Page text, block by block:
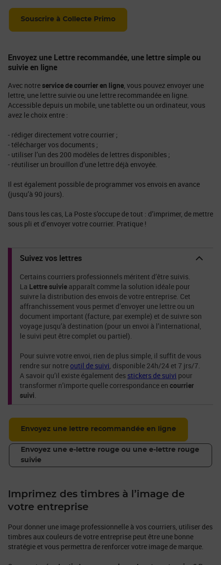
Souscrire à Collecte Primo
Envoyez une Lettre recommandée, une lettre simple ou
suivie en ligne
Avec notreservice de courrier en ligne , vous pouvez envoyer une
lettre, une lettre suivie ou une lettre recommandée en ligne.
Accessible depuis un mobile, une tablette ou un ordinateur, vous
avez le choix entre :
- rédiger directement votre courrier ;
- télécharger vos documents ;
- utiliser l’un des 200 modèles de lettres disponibles ;
- réutiliser un brouillon d’une lettre déjà envoyée.
Il est également possible de programmer vos envois en avance
(jusqu’à 90 jours).
Dans tous les cas, La Poste s’occupe de tout : d’imprimer, de mettre
sous pli et d’envoyer votre courrier. Pratique !
Suivez vos lettres
Certains courriers professionnels méritent d’être suivis.
La Lettre suivie apparaît comme la solution idéale pour
suivre la distribution des envois de votre entreprise. Cet
affranchissement vous permet d’envoyer une lettre ou un
document important (facture, par exemple) et de suivre son
voyage jusqu’à destination (pour un envoi à l’international,
le suivi peut être complet ou partiel).
Pour suivre votre envoi, rien de plus simple, il suffit de vous
rendre sur notre outil de suivi , disponible 24h/24 et 7 jrs/7.
A savoir qu’il existe également des stickers de suivi pour
transformer n’importe quelle correspondance en courrier
suivi
Envoyez une lettre recommandée en ligne
Envoyez une e-lettre rouge ou une e-lettre rouge
suivie
Imprimez des timbres à l’image de
votre entreprise
Pour donner une image professionnelle à vos courriers, utiliser des
timbres aux couleurs de votre entreprise peut être une bonne
stratégie et vous permettra de renforcer votre image de marque.